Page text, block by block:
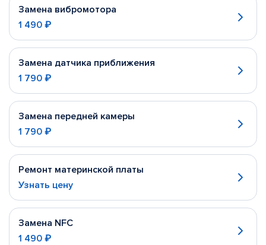
Замена вибромотора
1 490 ₽
Замена датчика приближения
1 790 ₽
Замена передней камеры
1 790 ₽
Ремонт материнской платы
Узнать цену
Замена NFC
1 490 ₽